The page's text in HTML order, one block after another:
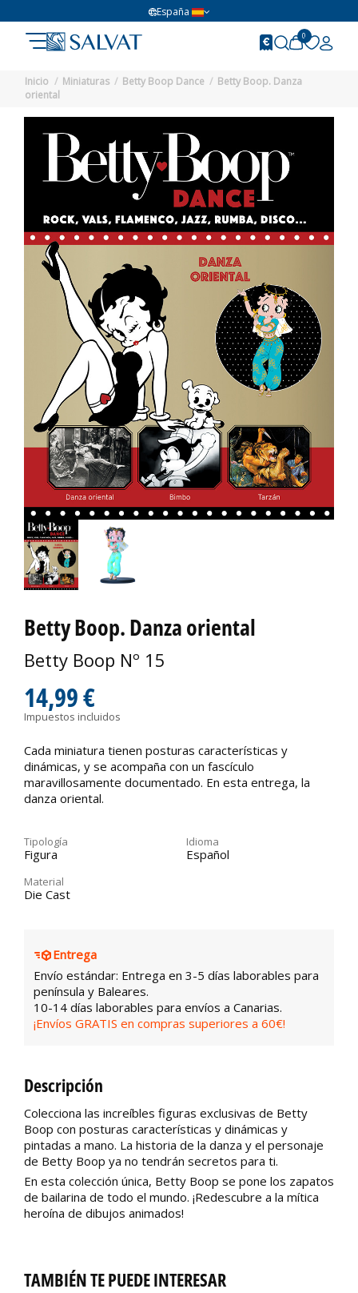
España
0
Inicio Miniaturas Betty Boop Dance
Betty Boop. Danza
oriental
Betty Boop. Danza oriental
Betty Boop Nº 15
14,99 €
Impuestos incluidos
Cada miniatura tienen posturas características y
dinámicas, y se acompaña con un fascículo
maravillosamente documentado. En esta entrega, la
danza oriental.
Tipología
Figura
Idioma
Español
Material
Die Cast
Entrega
Envío estándar: Entrega en 3-5 días laborables para
península y Baleares.
10-14 días laborables para envíos a Canarias.
¡Envíos GRATIS en compras superiores a 60€!
Descripción
Colecciona las increíbles figuras exclusivas de Betty
Boop con posturas características y dinámicas y
pintadas a mano. La historia de la danza y el personaje
de Betty Boop ya no tendrán secretos para ti.
En esta colección única, Betty Boop se pone los zapatos
de bailarina de todo el mundo. ¡Redescubre a la mítica
heroína de dibujos animados!
TAMBIÉN TE PUEDE INTERESAR